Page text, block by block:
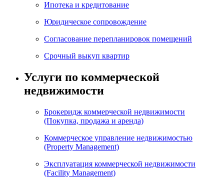
Ипотека и кредитование
Юридическое сопровождение
Согласование перепланировок помещений
Срочный выкуп квартир
Услуги по коммерческой
недвижимости
Брокеридж коммерческой недвижимости
(Покупка, продажа и аренда)
Коммерческое управление недвижимостью
(Property Management)
Эксплуатация коммерческой недвижимости
(Facility Management)